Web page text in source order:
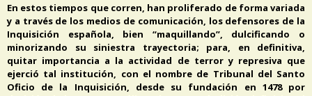
En estos tiempos que corren, han proliferado de forma variada
y a través de los medios de comunicación, los defensores de la
Inquisición española, bien “maquillando”, dulcificando o
minorizando su siniestra trayectoria; para, en definitiva,
quitar importancia a la actividad de terror y represiva que
ejerció tal institución, con el nombre de Tribunal del Santo
Oficio de la Inquisición, desde su fundación en 1478 por